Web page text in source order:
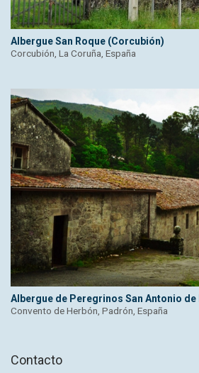
Albergue San Roque (Corcubión)
Corcubión, La Coruña, España
Albergue de Peregrinos San Antonio
Convento de Herbón, Padrón, España
Contacto